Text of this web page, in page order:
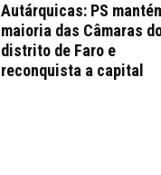
Autárquicas: PS
maioria das Câmaras
distrito de Faro e
reconquista a capital